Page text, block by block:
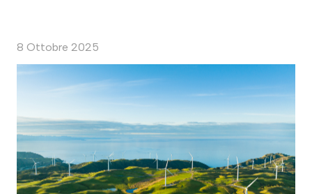
8 Ottobre 2025